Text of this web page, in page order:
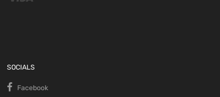
SOCIALS
Facebook